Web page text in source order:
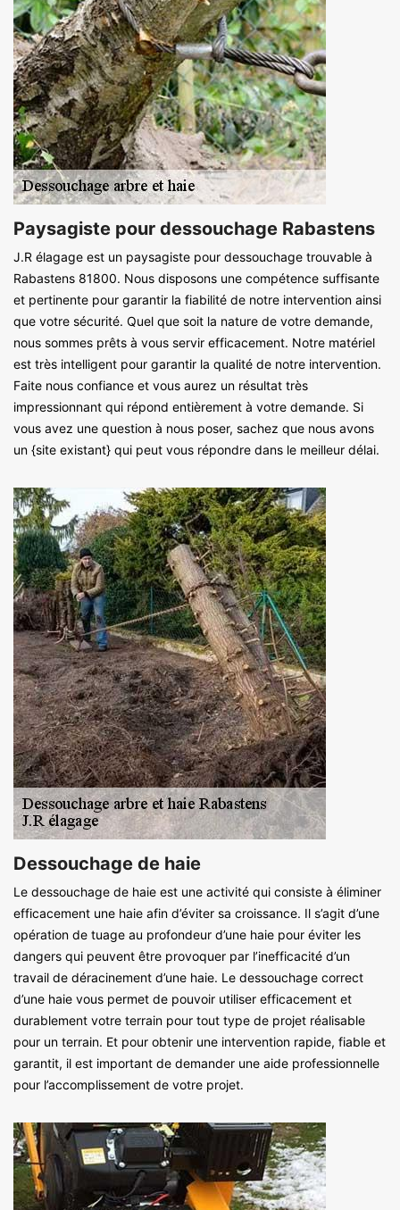
Paysagiste pour dessouchage Rabastens
J.R élagage est un paysagiste pour dessouchage trouvable à
Rabastens 81800. Nous disposons une compétence suffisante
et pertinente pour garantir la fiabilité de notre intervention ainsi
que votre sécurité. Quel que soit la nature de votre demande,
nous sommes prêts à vous servir efficacement. Notre matériel
est très intelligent pour garantir la qualité de notre intervention.
Faite nous confiance et vous aurez un résultat très
impressionnant qui répond entièrement à votre demande. Si
vous avez une question à nous poser, sachez que nous avons
un {site existant} qui peut vous répondre dans le meilleur délai.
Dessouchage de haie
Le dessouchage de haie est une activité qui consiste à éliminer
efficacement une haie afin d’éviter sa croissance. Il s’agit d’une
opération de tuage au profondeur d’une haie pour éviter les
dangers qui peuvent être provoquer par l’inefficacité d’un
travail de déracinement d’une haie. Le dessouchage correct
d’une haie vous permet de pouvoir utiliser efficacement et
durablement votre terrain pour tout type de projet réalisable
pour un terrain. Et pour obtenir une intervention rapide, fiable et
garantit, il est important de demander une aide professionnelle
pour l’accomplissement de votre projet.